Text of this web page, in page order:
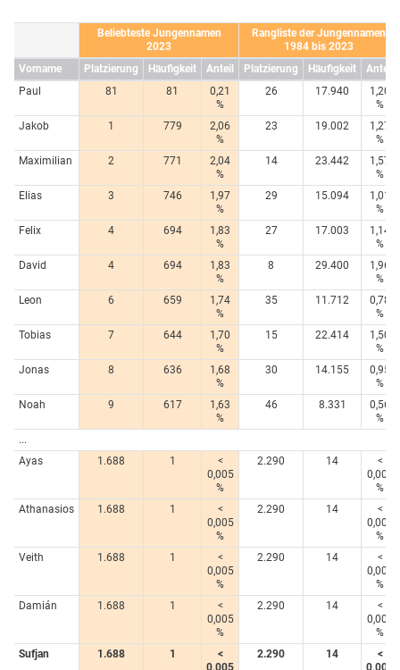
Beliebteste Jungennamen
2023
Rangliste der Jungennamen
1984 bis 2023
Vorname
Platzierung Häufigkeit Anteil Platzierung Häufigkeit
Anteil
Paul
81 81
0,21
%
26 17.940
1,20
%
Jakob
1 779
2,06
%
23 19.002
1,27
%
Maximilian
2 771
2,04
%
14 23.442
1,57
%
Elias
3 746
1,97
%
29 15.094
1,01
%
Felix
4 694
1,83
%
27 17.003
1,14
%
David
4 694
1,83
%
8 29.400
1,96
%
Leon
6 659
1,74
%
35 11.712
0,78
%
Tobias
7 644
1,70
%
15 22.414
1,50
%
Jonas
8 636
1,68
%
30 14.155
0,95
%
Noah
9 617
1,63
%
46 8.331
0,56
%
...
Ayas
1.688 1
<
0,005
%
2.290 14
<
0,005
%
Athanasios
1.688 1
<
0,005
%
2.290 14
<
0,005
%
Veith
1.688 1
<
0,005
%
2.290 14
<
0,005
%
Damián
1.688 1
<
0,005
%
2.290 14
<
0,005
%
Sufjan
1.688 1
<
0,005
2.290 14
<
0,005